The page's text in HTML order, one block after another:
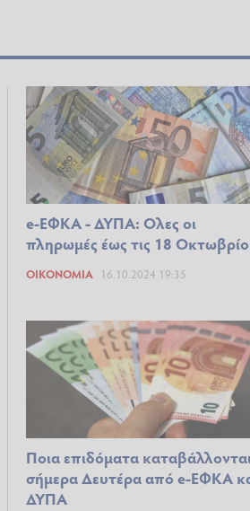
e-ΕΦΚΑ - ΔΥΠΑ: Ολες οι
πληρωμές έως τις 18
ΟΙΚΟΝΟΜΊΑ 16.10.2024 19:35
Ποια επιδόματα
σήμερα Δευτέρα από e-ΕΦΚΑ
ΔΥΠΑ